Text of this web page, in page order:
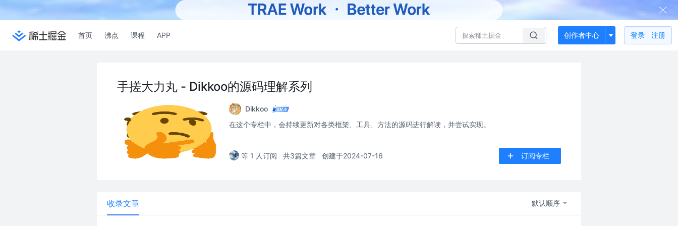
首页 沸点 课程 APP 创作者中心 登录 注册
手搓大力丸 - Dikkoo的源码理解系列
Dikkoo
在这个专栏中，会持续更新对各类框架、工具、方法的源码进行解读，并尝试实现。
等 1 人订阅 共3篇文章 创建于2024-07-16 订阅专栏
收录文章 默认顺序